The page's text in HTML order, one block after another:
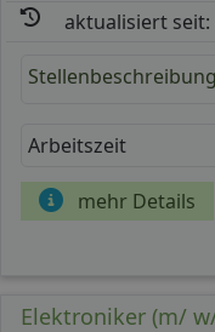
aktualisiert seit:
Arbeitszeit
mehr Details
Elektroniker (m/